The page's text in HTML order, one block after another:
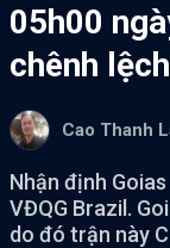
05h00
chênh lệch
Cao Thanh
Nhận định
VĐQG Brazil.
do đó trận này